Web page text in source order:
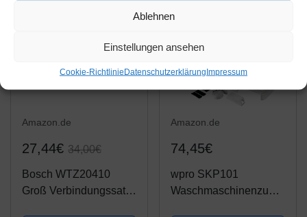
Ablehnen
Einstellungen ansehen
Cookie-RichtlinieDatenschutzerklärungImpressum
Amazon.de
27,44€ 34,00€
Bosch WTZ20410
Groß Verbindungssatz
Amazon.de
74,45€
wpro SKP101
Waschmaschinenzube